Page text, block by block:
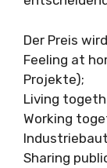
Der Preis
Feeling at
Projekte);
Living
Working
Sharing